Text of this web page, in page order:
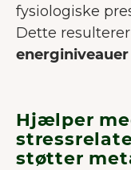
fysiologiske
Dette
energiniveauer
Hjælper
støtter